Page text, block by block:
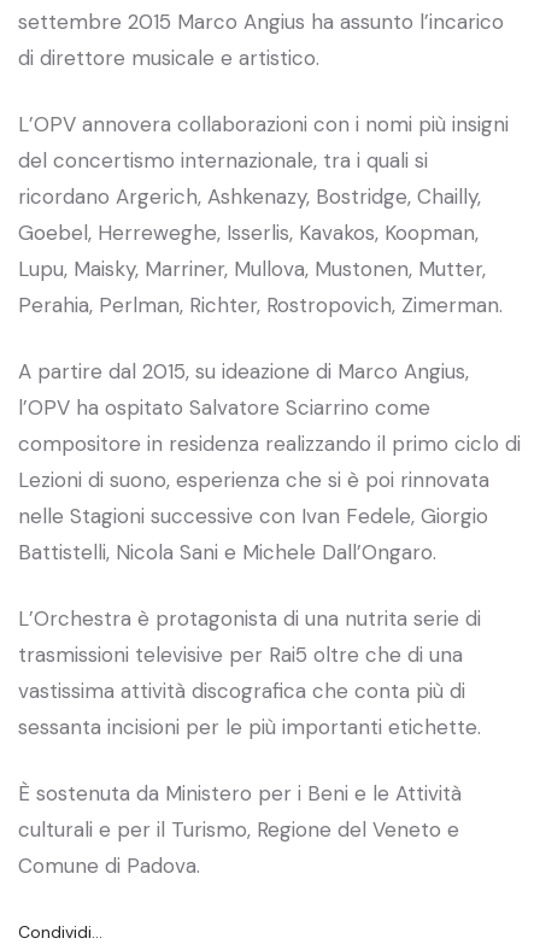
settembre 2015 Marco Angius ha assunto l’incarico
di direttore musicale e artistico.
L’OPV annovera collaborazioni con i nomi più insigni
del concertismo internazionale, tra i quali si
ricordano Argerich, Ashkenazy, Bostridge, Chailly,
Goebel, Herreweghe, Isserlis, Kavakos, Koopman,
Lupu, Maisky, Marriner, Mullova, Mustonen, Mutter,
Perahia, Perlman, Richter, Rostropovich, Zimerman.
A partire dal 2015, su ideazione di Marco Angius,
l’OPV ha ospitato Salvatore Sciarrino come
compositore in residenza realizzando il primo ciclo di
Lezioni di suono, esperienza che si è poi rinnovata
nelle Stagioni successive con Ivan Fedele, Giorgio
Battistelli, Nicola Sani e Michele Dall’Ongaro.
L’Orchestra è protagonista di una nutrita serie di
trasmissioni televisive per Rai5 oltre che di una
vastissima attività discografica che conta più di
sessanta incisioni per le più importanti etichette.
È sostenuta da Ministero per i Beni e le Attività
culturali e per il Turismo, Regione del Veneto e
Comune di Padova.
Condividi…